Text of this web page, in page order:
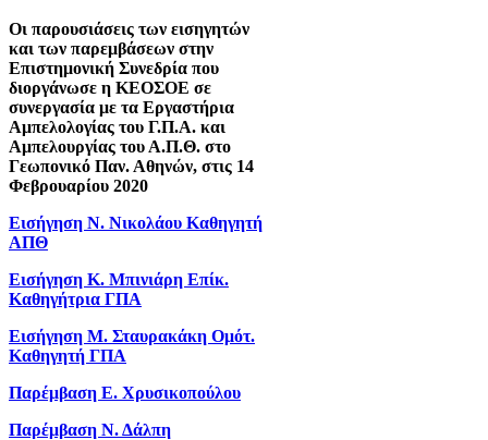
Οι παρουσιάσεις των εισηγητών
και των παρεμβάσεων στην
Επιστημονική Συνεδρία που
διοργάνωσε η ΚΕΟΣΟΕ σε
συνεργασία με τα Εργαστήρια
Αμπελολογίας του Γ.Π.Α. και
Αμπελουργίας του Α.Π.Θ. στο
Γεωπονικό Παν. Αθηνών, στις 14
Φεβρουαρίου 2020
Εισήγηση Ν. Νικολάου Καθηγητή
ΑΠΘ
Εισήγηση Κ. Μπινιάρη Επίκ.
Καθηγήτρια ΓΠΑ
Εισήγηση Μ. Σταυρακάκη Ομότ.
Καθηγητή ΓΠΑ
Παρέμβαση Ε. Χρυσικοπούλου
Παρέμβαση Ν. Δάλπη